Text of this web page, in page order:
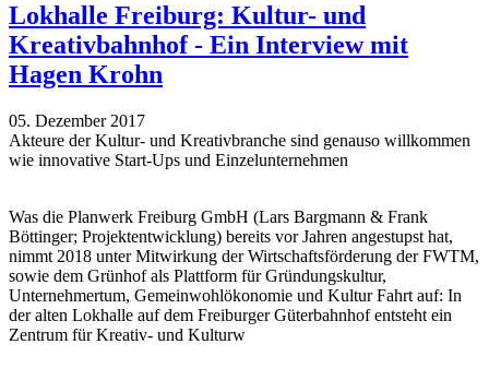
Lokhalle Freiburg: Kultur- und
Kreativbahnhof - Ein Interview mit
Hagen Krohn
05. Dezember 2017
Akteure der Kultur- und Kreativbranche sind genauso willkommen
wie innovative Start-Ups und Einzelunternehmen
Was die Planwerk Freiburg GmbH (Lars Bargmann & Frank
Böttinger; Projektentwicklung) bereits vor Jahren angestupst hat,
nimmt 2018 unter Mitwirkung der Wirtschaftsförderung der FWTM,
sowie dem Grünhof als Plattform für Gründungskultur,
Unternehmertum, Gemeinwohlökonomie und Kultur Fahrt auf: In
der alten Lokhalle auf dem Freiburger Güterbahnhof entsteht ein
Zentrum für Kreativ- und Kulturw